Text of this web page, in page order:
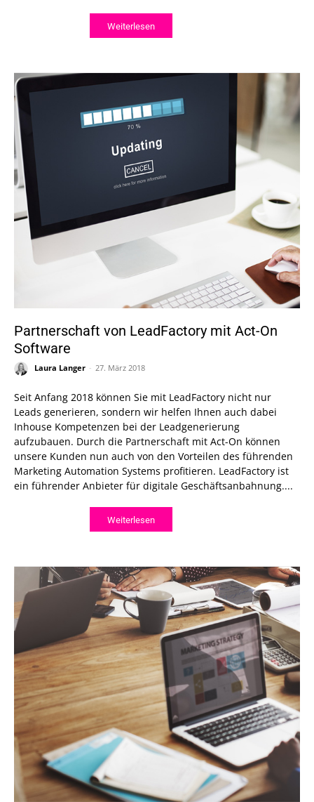
Weiterlesen
Partnerschaft von LeadFactory mit Act-On
Software
Laura Langer - 27. März 2018
Seit Anfang 2018 können Sie mit LeadFactory nicht nur
Leads generieren, sondern wir helfen Ihnen auch dabei
Inhouse Kompetenzen bei der Leadgenerierung
aufzubauen. Durch die Partnerschaft mit Act-On können
unsere Kunden nun auch von den Vorteilen des führenden
Marketing Automation Systems profitieren. LeadFactory ist
ein führender Anbieter für digitale Geschäftsanbahnung....
Weiterlesen